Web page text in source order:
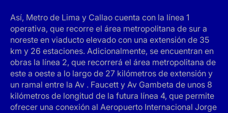
Así, Metro de Lima y Callao cuenta con la línea 1
operativa, que recorre el área metropolitana de sur a
noreste en viaducto elevado con una extensión de 35
km y 26 estaciones. Adicionalmente, se encuentran en
obras la línea 2, que recorrerá el área metropolitana de
este a oeste a lo largo de 27 kilómetros de extensión y
un ramal entre la Av . Faucett y Av Gambeta de unos 8
kilómetros de longitud de la futura línea 4, que permite
ofrecer una conexión al Aeropuerto Internacional Jorge